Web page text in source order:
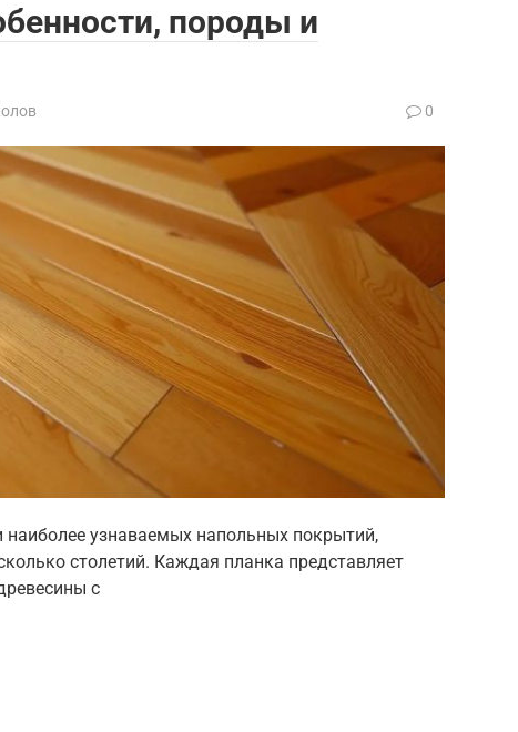
породы и
0
узнаваемых напольных покрытий,
столетий. Каждая планка представляет
с